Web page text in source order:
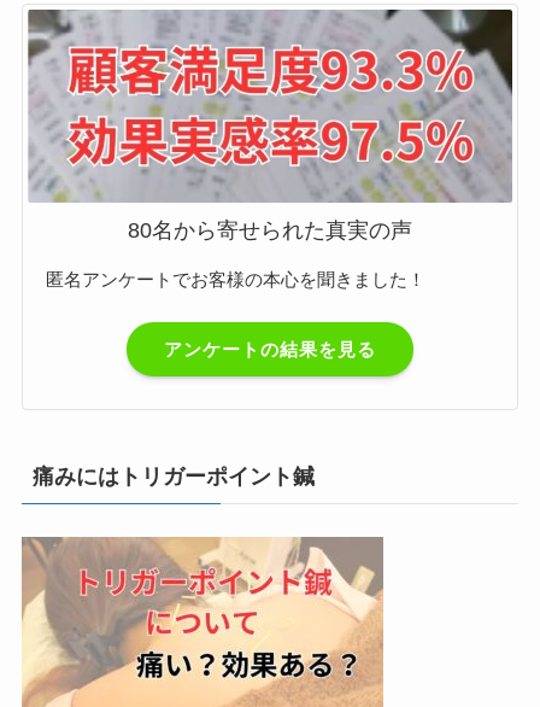
80名から寄せられた真実の声
匿名アンケートでお客様の本心を聞きました！
アンケートの結果を見る
痛みにはトリガーポイント鍼